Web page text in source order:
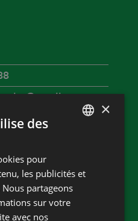
×
des
pour
les publicités et
partageons
sur votre
avec nos